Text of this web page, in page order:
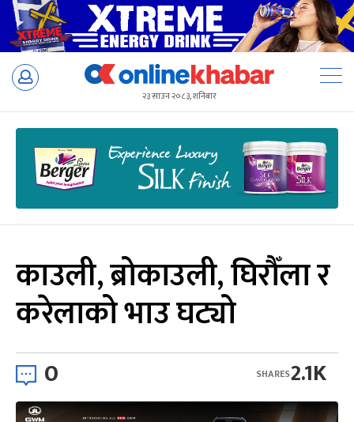
Skip
२३ साउन २०८३, शनिबार
काउली, ब्रोकाउली, घिरौँला र
करेलाको भाउ घट्यो
0 2.1K
SHARES